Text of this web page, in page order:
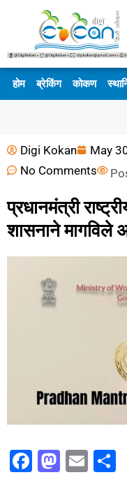
होम ब्रेकिंग कोकण
Digi Kokan May
No Comments
प्रधानमंत्री
शासनाने मागविले
F
M E